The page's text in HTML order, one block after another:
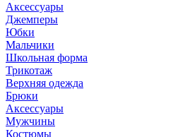
Аксессуары
Джемперы
Юбки
Мальчики
Школьная форма
Трикотаж
Верхняя одежда
Брюки
Аксессуары
Мужчины
Костюмы